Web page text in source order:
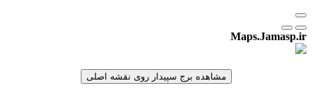
Maps.Jamasp.ir